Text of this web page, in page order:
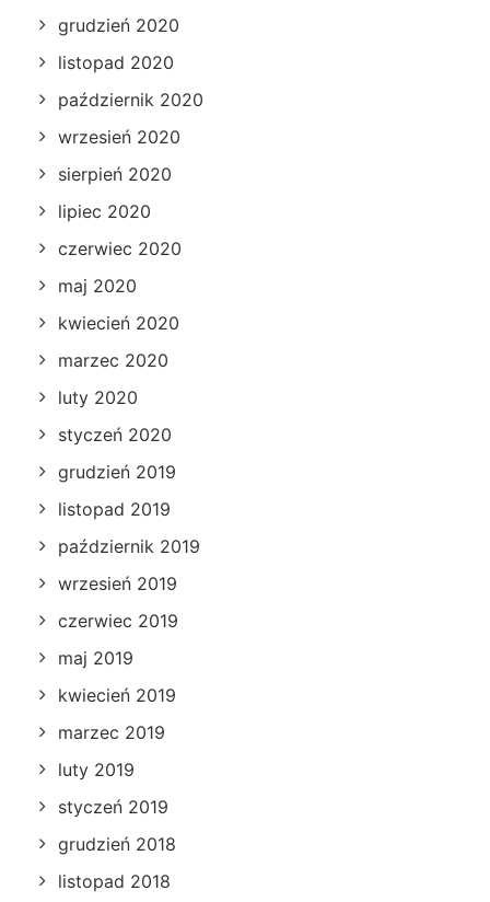
grudzień 2020
listopad 2020
październik 2020
wrzesień 2020
sierpień 2020
lipiec 2020
czerwiec 2020
maj 2020
kwiecień 2020
marzec 2020
luty 2020
styczeń 2020
grudzień 2019
listopad 2019
październik 2019
wrzesień 2019
czerwiec 2019
maj 2019
kwiecień 2019
marzec 2019
luty 2019
styczeń 2019
grudzień 2018
listopad 2018